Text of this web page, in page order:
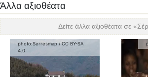
Άλλα αξιοθέατα
Δείτε άλλα αξιοθέατα σε «
photo:Serresmap /CC BY-SA
4.0